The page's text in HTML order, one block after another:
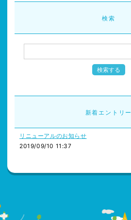
検索
新着エントリー
リニューアルのお知らせ
2019/09/10 11:37